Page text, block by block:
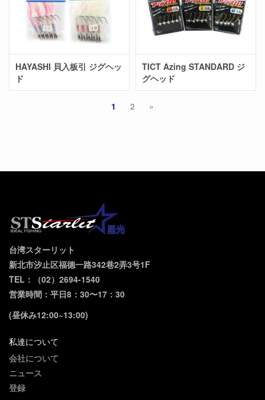
HAYASHI 貝入板引 ジグヘッ
ド
TICT Azing STANDARD ジ
グヘッド
1 2 »
台湾スターリット
新北市汐止区福德一路342巷2弄3号1F
TEL：（02）2694-1540
営業時間：平日8：30〜17：30
(昼休み12:00~13:00)
私達について
会社について
ニュース
登録